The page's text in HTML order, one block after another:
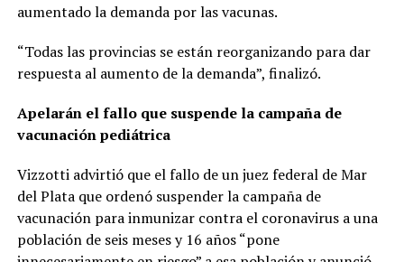
aumentado la demanda por las vacunas.
“Todas las provincias se están reorganizando para dar
respuesta al aumento de la demanda”, finalizó.
Apelarán el fallo que suspende la campaña de
vacunación pediátrica
Vizzotti advirtió que el fallo de un juez federal de Mar
del Plata que ordenó suspender la campaña de
vacunación para inmunizar contra el coronavirus a una
población de seis meses y 16 años “pone